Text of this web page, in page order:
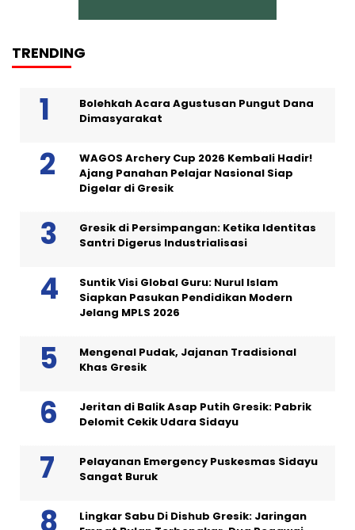
TRENDING
Bolehkah Acara Agustusan Pungut Dana
Dimasyarakat
WAGOS Archery Cup 2026 Kembali Hadir!
Ajang Panahan Pelajar Nasional Siap
Digelar di Gresik
Gresik di Persimpangan: Ketika Identitas
Santri Digerus Industrialisasi
Suntik Visi Global Guru: Nurul Islam
Siapkan Pasukan Pendidikan Modern
Jelang MPLS 2026
Mengenal Pudak, Jajanan Tradisional
Khas Gresik
Jeritan di Balik Asap Putih Gresik: Pabrik
Delomit Cekik Udara Sidayu
Pelayanan Emergency Puskesmas Sidayu
Sangat Buruk
Lingkar Sabu Di Dishub Gresik: Jaringan